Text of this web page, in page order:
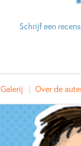
Schrijf een
Galerij Over de